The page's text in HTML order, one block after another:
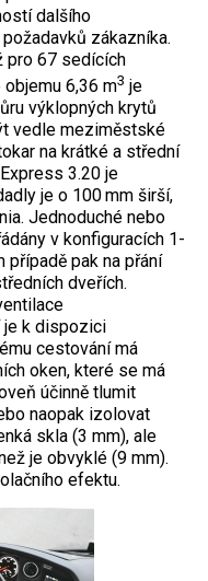
dalšího
zákazníka.
pro 67 sedících
6,36 m3 je
výklopných krytů
vedle meziměstské
na krátké a střední
3.20 je
je o 100 mm širší,
Jednoduché nebo
v konfiguracích 1-
pak na přání
dveřích.
je k dispozici
cestování má
oken, které se má
účinně tlumit
naopak izolovat
skla (3 mm), ale
je obvyklé (9 mm).
efektu.